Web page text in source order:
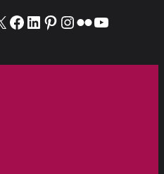
Facebook
LinkedIn
Pinterest
Instagram
FlickrYouTube